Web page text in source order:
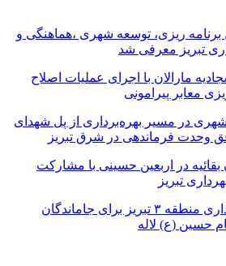
ریزی، توسعه شهری ،هماهنگی و
تبریز معرفی شد
مارالان با اجرای عملیات اصلاح
معابر پیرامونی
در مسیر بهره‌برداری از پل شهدای
وحدت فرماندهی در شرق تبریز
بقائیه در اربعین حسینی با مشارکت
تبریز
برپایی موکب شهرداری منطقه ۳ تبریز برای جاماندگان
حسین (ع) لاله